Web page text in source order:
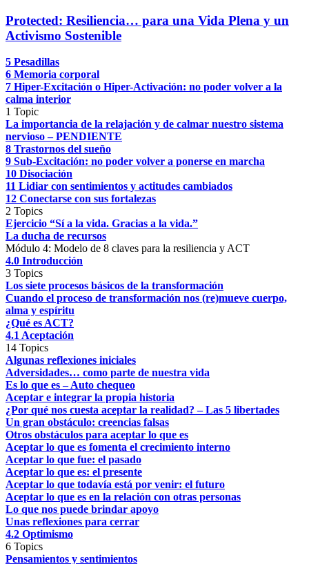
Protected: Resiliencia… para una Vida Plena y un
Activismo Sostenible
5 Pesadillas
6 Memoria corporal
7 Hiper-Excitación o Hiper-Activación: no poder volver a la
calma interior
1 Topic
La importancia de la relajación y de calmar nuestro sistema
nervioso – PENDIENTE
8 Trastornos del sueño
9 Sub-Excitación: no poder volver a ponerse en marcha
10 Disociación
11 Lidiar con sentimientos y actitudes cambiados
12 Conectarse con sus fortalezas
2 Topics
Ejercicio “Sí a la vida. Gracias a la vida.”
La ducha de recursos
Módulo 4: Modelo de 8 claves para la resiliencia y ACT
4.0 Introducción
3 Topics
Los siete procesos básicos de la transformación
Cuando el proceso de transformación nos (re)mueve cuerpo,
alma y espíritu
¿Qué es ACT?
4.1 Aceptación
14 Topics
Algunas reflexiones iniciales
Adversidades… como parte de nuestra vida
Es lo que es – Auto chequeo
Aceptar e integrar la propia historia
¿Por qué nos cuesta aceptar la realidad? – Las 5 libertades
Un gran obstáculo: creencias falsas
Otros obstáculos para aceptar lo que es
Aceptar lo que es fomenta el crecimiento interno
Aceptar lo que fue: el pasado
Aceptar lo que es: el presente
Aceptar lo que todavía está por venir: el futuro
Aceptar lo que es en la relación con otras personas
Lo que nos puede brindar apoyo
Unas reflexiones para cerrar
4.2 Optimismo
6 Topics
Pensamientos y sentimientos